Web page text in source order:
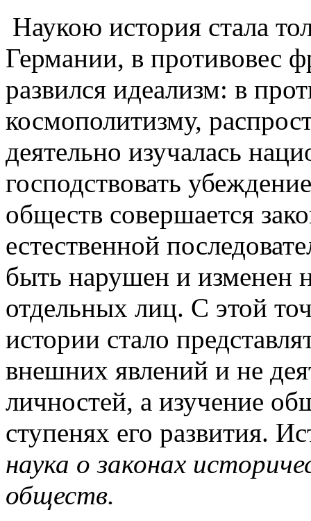
Наукою история стала
Германии, в противовес
развился идеализм: в
космополитизму,
деятельно изучалась
господствовать
обществ совершается
естественной
быть нарушен и изменен
отдельных лиц. С этой
истории стало
внешних явлений и не
личностей, а изучение
ступенях его развития.
наука о законах
обществ.